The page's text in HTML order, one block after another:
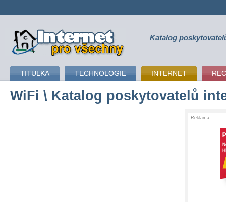
připojení k internetu Katalog
TITULKA TECHNOLOGIE INTERNET
WiFi \ Katalog poskytovatelů
Reklama: